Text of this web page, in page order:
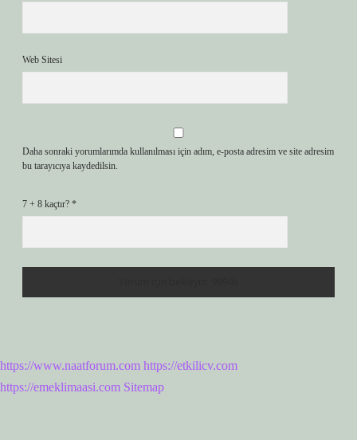
Web Sitesi
Daha sonraki yorumlarımda kullanılması için adım, e-posta adresim ve site adresim
bu tarayıcıya kaydedilsin.
7 + 8 kaçtır? *
https://www.naatforum.com https://etkilicv.com
https://emeklimaasi.com Sitemap